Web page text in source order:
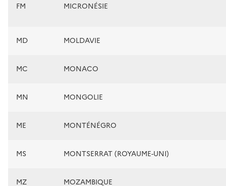
FM MICRONÉSIE
MD MOLDAVIE
MC MONACO
MN MONGOLIE
ME MONTÉNÉGRO
MS MONTSERRAT (ROYAUME-UNI)
MZ MOZAMBIQUE